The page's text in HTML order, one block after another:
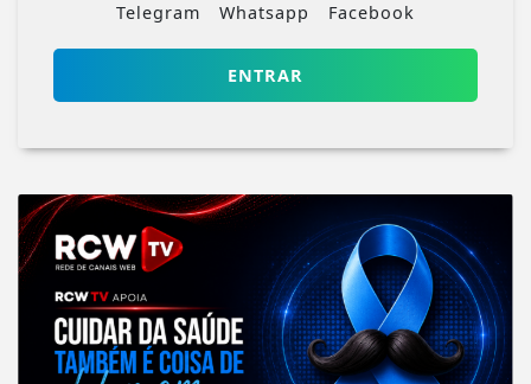
Telegram Whatsapp Facebook
ENTRAR